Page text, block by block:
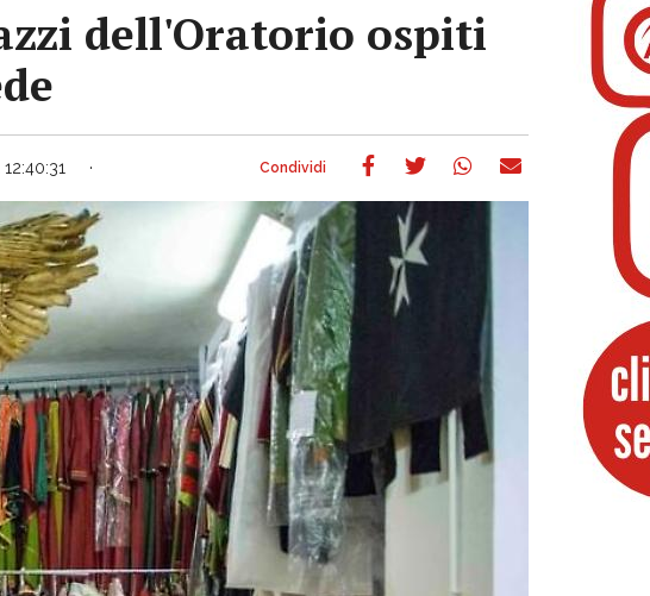
dell'Oratorio ospiti